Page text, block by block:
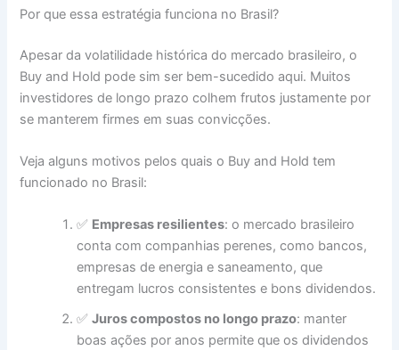
Por que essa estratégia funciona no Brasil?
Apesar da volatilidade histórica do mercado brasileiro, o
Buy and Hold pode sim ser bem-sucedido aqui. Muitos
investidores de longo prazo colhem frutos justamente por
se manterem firmes em suas convicções.
Veja alguns motivos pelos quais o Buy and Hold tem
funcionado no Brasil:
✅ Empresas resilientes: o mercado brasileiro
conta com companhias perenes, como bancos,
empresas de energia e saneamento, que
entregam lucros consistentes e bons dividendos.
✅Juros compostos no longo prazo: manter
boas ações por anos permite que os dividendos